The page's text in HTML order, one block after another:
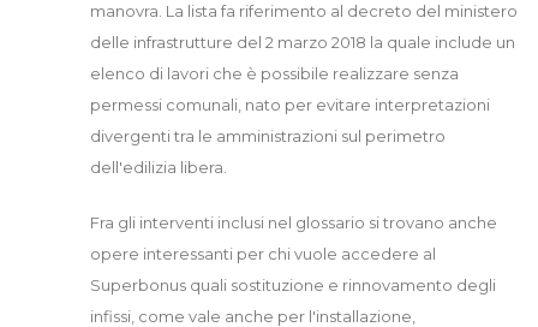
manovra. La lista fa riferimento al decreto del ministero
delle infrastrutture del 2 marzo 2018 la quale include un
elenco di lavori che è possibile realizzare senza
permessi comunali, nato per evitare interpretazioni
divergenti tra le amministrazioni sul perimetro
dell'edilizia libera.
Fra gli interventi inclusi nel glossario si trovano anche
opere interessanti per chi vuole accedere al
Superbonus quali sostituzione e rinnovamento degli
infissi, come vale anche per l'installazione,